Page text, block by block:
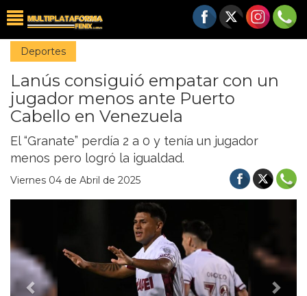
Deportes
Lanús consiguió empatar con un
jugador menos ante Puerto
Cabello en Venezuela
El “Granate” perdía 2 a 0 y tenía un jugador
menos pero logró la igualdad.
Viernes 04 de Abril de 2025